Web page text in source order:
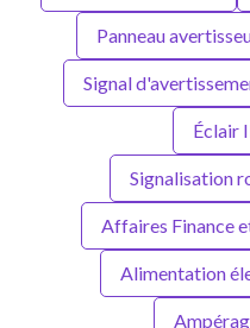
Panneau
Signal
Éclair
Signalisation
Affaires Finance
Alimentation